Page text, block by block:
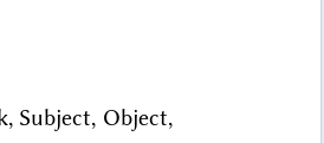
Subject, Object,